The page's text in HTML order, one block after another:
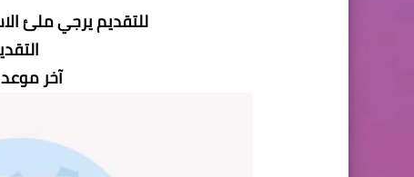
للتقديم يرجي ملئ
آخر موعد